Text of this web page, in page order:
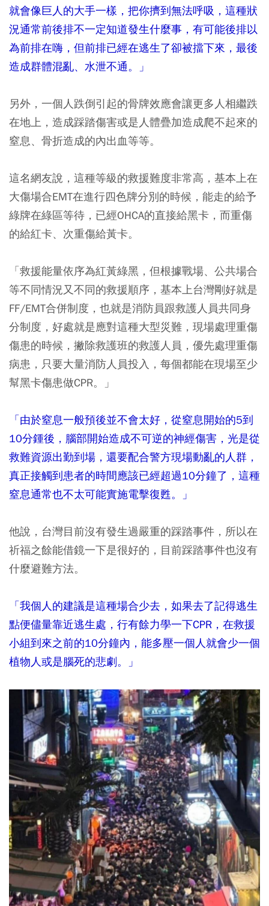
就會像巨人的大手一樣，把你擠到無法呼吸，這種狀
況通常前後排不一定知道發生什麼事，有可能後排以
為前排在嗨，但前排已經在逃生了卻被擋下來，最後
造成群體混亂、水泄不通。」
另外，一個人跌倒引起的骨牌效應會讓更多人相繼跌
在地上，造成踩踏傷害或是人體疊加造成爬不起來的
窒息、骨折造成的內出血等等。
這名網友說，這種等級的救援難度非常高，基本上在
大傷場合EMT在進行四色牌分別的時候，能走的給予
綠牌在綠區等待，已經OHCA的直接給黑卡，而重傷
的給紅卡、次重傷給黃卡。
「救援能量依序為紅黃綠黑，但根據戰場、公共場合
等不同情況又不同的救援順序，基本上台灣剛好就是
FF/EMT合併制度，也就是消防員跟救護人員共同身
分制度，好處就是應對這種大型災難，現場處理重傷
傷患的時候，撇除救護班的救護人員，優先處理重傷
病患，只要大量消防人員投入，每個都能在現場至少
幫黑卡傷患做CPR。」
「由於窒息一般預後並不會太好，從窒息開始的5到
10分鍾後，腦部開始造成不可逆的神經傷害，光是從
救難資源出勤到場，還要配合警方現場動亂的人群，
真正接觸到患者的時間應該已經超過10分鐘了，這種
窒息通常也不太可能實施電擊復甦。」
他說，台灣目前沒有發生過嚴重的踩踏事件，所以在
祈福之餘能借鏡一下是很好的，目前踩踏事件也沒有
什麼避難方法。
「我個人的建議是這種場合少去，如果去了記得逃生
點便儘量靠近逃生處，行有餘力學一下CPR，在救援
小組到來之前的10分鐘內，能多壓一個人就會少一個
植物人或是腦死的悲劇。」